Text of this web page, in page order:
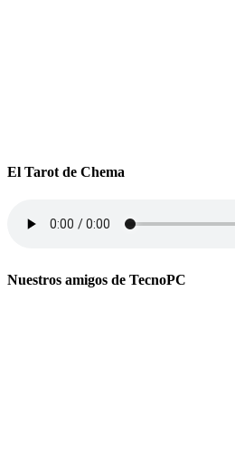
El Tarot de Chema
Nuestros amigos de TecnoPC